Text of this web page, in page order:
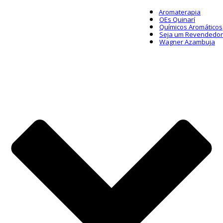
Aromaterapia
OEs Quinarí
Químicos Aromáticos
Seja um Revendedor
Wagner Azambuja